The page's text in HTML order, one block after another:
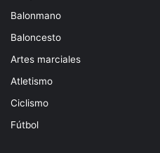
Balonmano
Baloncesto
Artes marciales
Atletismo
Ciclismo
Fútbol